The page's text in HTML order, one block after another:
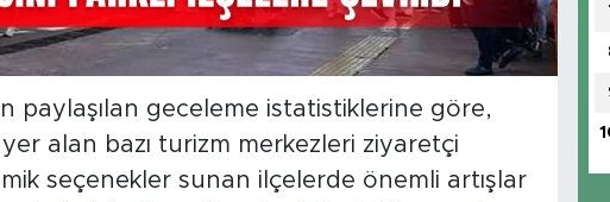
paylaşılan geceleme istatistiklerine göre,
alan bazı turizm merkezleri ziyaretçi
seçenekler sunan ilçelerde önemli artışlar